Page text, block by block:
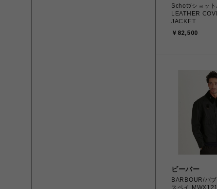
Schott/ショッ
LEATHER
JACKET
￥82,500
ビーバー
BARBOUR/バ
スペイ